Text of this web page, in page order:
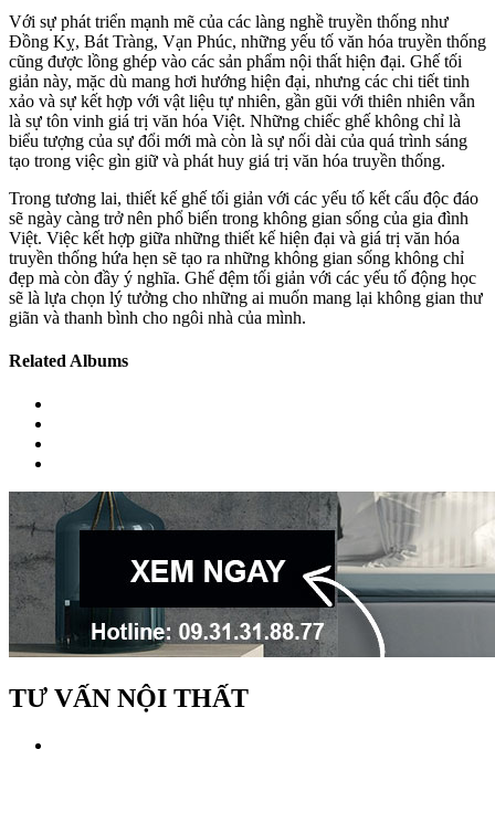
Với sự phát triển mạnh mẽ của các làng nghề truyền thống như
Đồng Kỵ, Bát Tràng, Vạn Phúc, những yếu tố văn hóa truyền thống
cũng được lồng ghép vào các sản phẩm nội thất hiện đại. Ghế tối
giản này, mặc dù mang hơi hướng hiện đại, nhưng các chi tiết tinh
xảo và sự kết hợp với vật liệu tự nhiên, gần gũi với thiên nhiên vẫn
là sự tôn vinh giá trị văn hóa Việt. Những chiếc ghế không chỉ là
biểu tượng của sự đổi mới mà còn là sự nối dài của quá trình sáng
tạo trong việc gìn giữ và phát huy giá trị văn hóa truyền thống.
Trong tương lai, thiết kế ghế tối giản với các yếu tố kết cấu độc đáo
sẽ ngày càng trở nên phổ biến trong không gian sống của gia đình
Việt. Việc kết hợp giữa những thiết kế hiện đại và giá trị văn hóa
truyền thống hứa hẹn sẽ tạo ra những không gian sống không chỉ
đẹp mà còn đầy ý nghĩa. Ghế đệm tối giản với các yếu tố động học
sẽ là lựa chọn lý tưởng cho những ai muốn mang lại không gian thư
giãn và thanh bình cho ngôi nhà của mình.
Related Albums
TƯ VẤN NỘI THẤT